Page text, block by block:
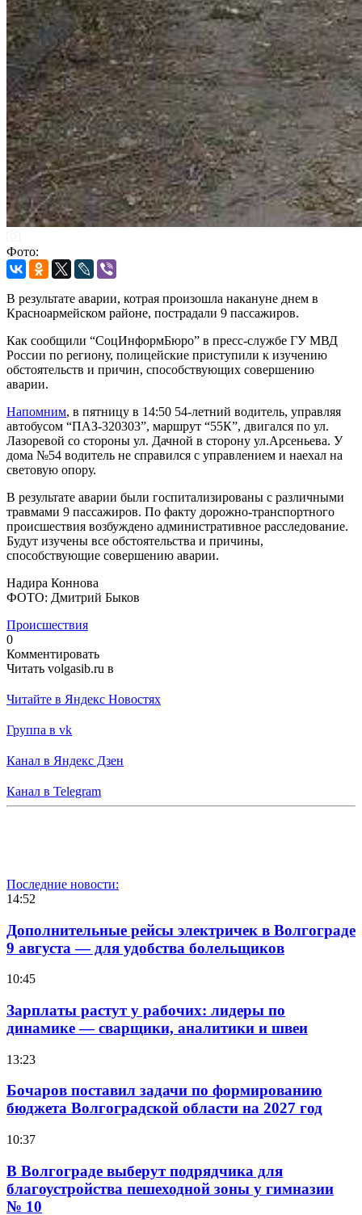
Фото:
В результате аварии, котрая произошла накануне днем в
Красноармейском районе, пострадали 9 пассажиров.
Как сообщили “СоцИнформБюро” в пресс-службе ГУ МВД
России по региону, полицейские приступили к изучению
обстоятельств и причин, способствующих совершению
аварии.
Напомним, в пятницу в 14:50 54-летний водитель, управляя
автобусом “ПАЗ-320303”, маршрут “55К”, двигался по ул.
Лазоревой со стороны ул. Дачной в сторону ул.Арсеньева. У
дома №54 водитель не справился с управлением и наехал на
световую опору.
В результате аварии были госпитализированы с различными
травмами 9 пассажиров. По факту дорожно-транспортного
происшествия возбуждено административное расследование.
Будут изучены все обстоятельства и причины,
способствующие совершению аварии.
Надира Коннова
ФОТО: Дмитрий Быков
Происшествия
0
Комментировать
Читать volgasib.ru в
Читайте в Яндекс Новостях
Группа в vk
Канал в Яндекс Дзен
Канал в Telegram
Последние новости:
14:52
Дополнительные рейсы электричек в Волгограде
9 августа — для удобства болельщиков
10:45
Зарплаты растут у рабочих: лидеры по
динамике — сварщики, аналитики и швеи
13:23
Бочаров поставил задачи по формированию
бюджета Волгоградской области на 2027 год
10:37
В Волгограде выберут подрядчика для
благоустройства пешеходной зоны у гимназии
№ 10